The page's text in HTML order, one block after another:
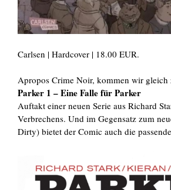
Carlsen | Hardcover | 18.00 EUR.
Apropos Crime Noir, kommen wir gleich
Parker 1 – Eine Falle für Parker
Auftakt einer neuen Serie aus Richard
Verbrechens. Und im Gegensatz zum
Dirty) bietet der Comic auch die